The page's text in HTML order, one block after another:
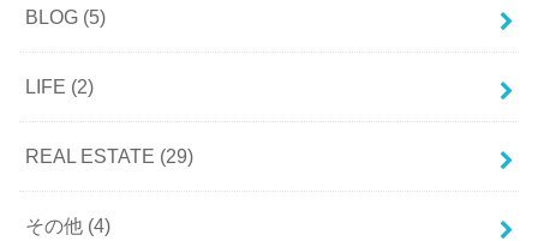
BLOG (5)
LIFE (2)
REAL ESTATE (29)
その他 (4)